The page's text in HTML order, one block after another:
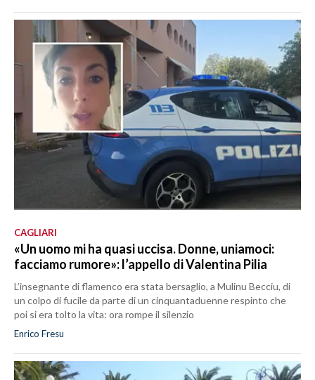
CAGLIARI
«Un uomo mi ha quasi uccisa. Donne, uniamoci:
facciamo rumore»: l’appello di Valentina Pilia
L’insegnante di flamenco era stata bersaglio, a Mulinu Becciu, di
un colpo di fucile da parte di un cinquantaduenne respinto che
poi si era tolto la vita: ora rompe il silenzio
Enrico Fresu